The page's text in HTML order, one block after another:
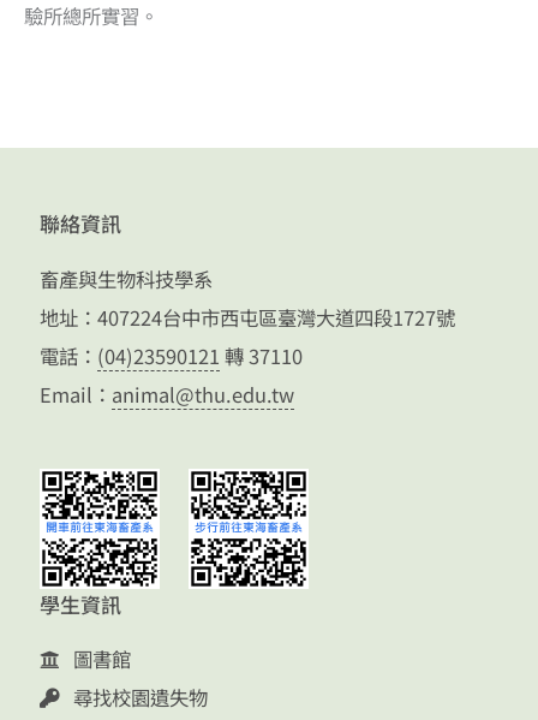
驗所總所實習。
聯絡資訊
畜產與生物科技學系
地址：407224台中市西屯區臺灣大道四段1727號
電話： (04)23590121 轉 37110
Email： animal@thu.edu.tw
學生資訊
圖書館
尋找校園遺失物